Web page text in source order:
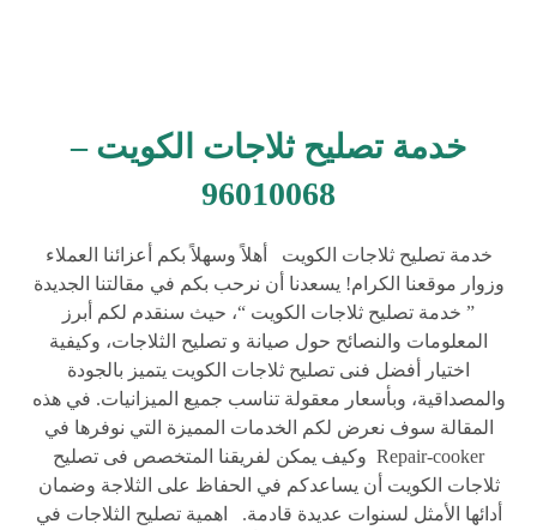
خدمة تصليح ثلاجات الكويت –
96010068
خدمة تصليح ثلاجات الكويت أهلاً وسهلاً بكم أعزائنا العملاء
وزوار موقعنا الكرام! يسعدنا أن نرحب بكم في مقالتنا الجديدة
” خدمة تصليح ثلاجات الكويت “، حيث سنقدم لكم أبرز
المعلومات والنصائح حول صيانة و تصليح الثلاجات، وكيفية
اختيار أفضل فنى تصليح ثلاجات الكويت يتميز بالجودة
والمصداقية، وبأسعار معقولة تناسب جميع الميزانيات. في هذه
المقالة سوف نعرض لكم الخدمات المميزة التي نوفرها في
Repair-cooker وكيف يمكن لفريقنا المتخصص فى تصليح
ثلاجات الكويت أن يساعدكم في الحفاظ على الثلاجة وضمان
أدائها الأمثل لسنوات عديدة قادمة. اهمية تصليح الثلاجات في